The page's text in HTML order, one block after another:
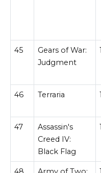
45
Gears of War:
Judgment
46 Terraria
47
Assassin's
Creed IV:
Black Flag